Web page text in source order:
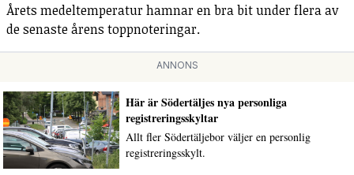
Årets medeltemperatur hamnar en bra bit under flera av
de senaste årens toppnoteringar.
ANNONS
Här är Södertäljes nya personliga
registreringsskyltar
Allt fler Södertäljebor väljer en personlig
registreringsskylt.